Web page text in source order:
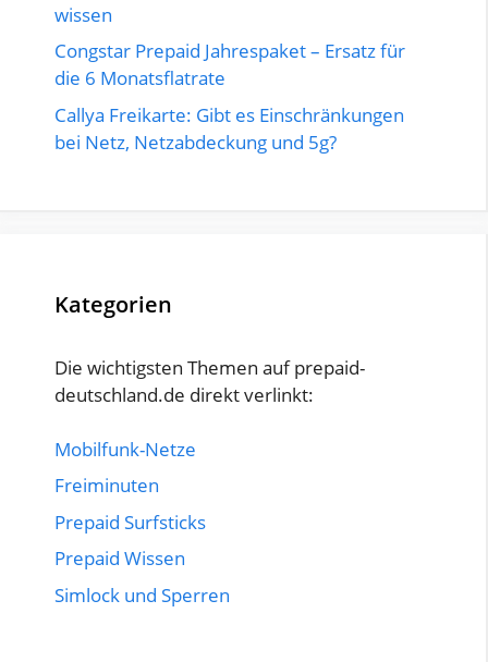
wissen
Congstar Prepaid Jahrespaket – Ersatz für
die 6 Monatsflatrate
Callya Freikarte: Gibt es Einschränkungen
bei Netz, Netzabdeckung und 5g?
Kategorien
Die wichtigsten Themen auf prepaid-
deutschland.de direkt verlinkt:
Mobilfunk-Netze
Freiminuten
Prepaid Surfsticks
Prepaid Wissen
Simlock und Sperren